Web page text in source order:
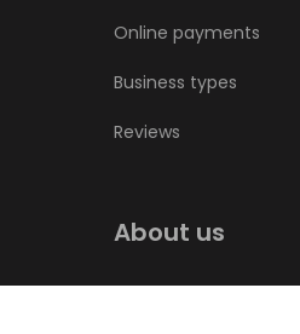
Online payments
Business types
Reviews
About us